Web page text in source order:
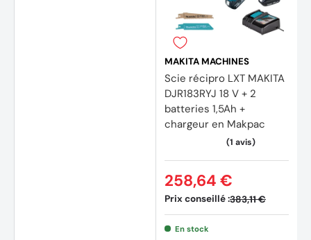
MAKITA MACHINES
Scie récipro LXT MAKITA
DJR183RYJ 18 V + 2
batteries 1,5Ah +
chargeur en Makpac
Prix conseillé :383,11 €
258,64 €
En stock